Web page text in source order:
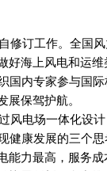
订工作。全国
好海上风电和运
内专家参与国际
保驾护航。
电场一体化设
健康发展的三个
力最高，服务成